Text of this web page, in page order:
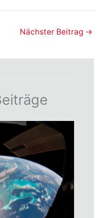
Nächster Beitrag →